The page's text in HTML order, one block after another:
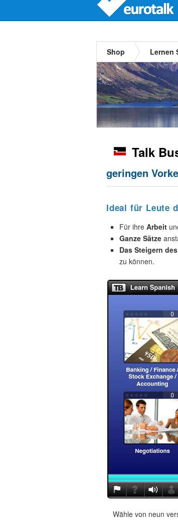
Shop Lernen
Talk
geringen
Ideal für Leute
Für ihre Arbeit
Ganze Sätze
Das Steigern
zu können.
Wähle von neun